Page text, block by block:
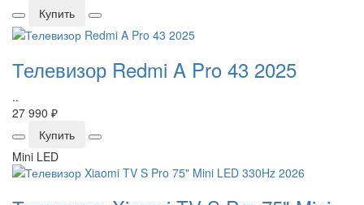
Купить
Телевизор Redmi A Pro 43 2025
..
27 990 ₽
Купить
Mini LED